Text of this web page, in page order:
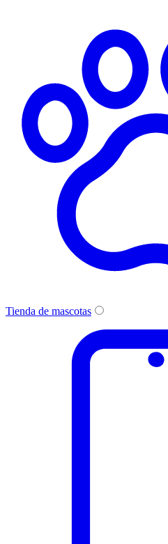
Tienda de mascotas